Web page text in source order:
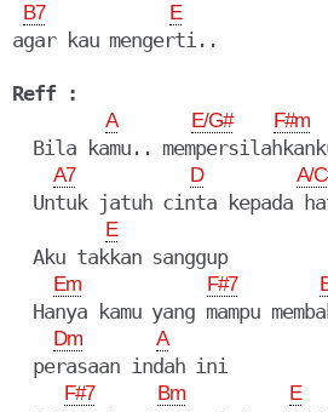
B7 E
agar kau mengerti..
Reff :
A E/G# F#m
Bila kamu..
A7 D A/
Untuk jatuh cinta kepada
E
  Aku takkan sanggup
Em F#7
Hanya kamu yang mampu
Dm A
  perasaan indah ini
F#7 Bm E